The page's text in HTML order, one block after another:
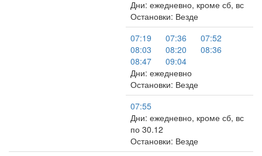
Дни: ежедневно, кроме сб, вс
Остановки: Везде
07:19
07:36
07:52
08:03
08:20
08:36
08:47
09:04
Дни: ежедневно
Остановки: Везде
07:55
Дни: ежедневно, кроме сб, вс
по 30.12
Остановки: Везде